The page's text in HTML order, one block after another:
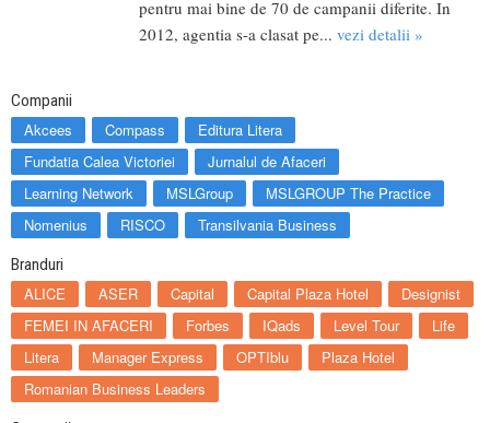
pentru mai bine de 70 de campanii diferite. In
2012, agentia s-a clasat pe... vezi detalii »
Companii
Akcees Compass
Editura Litera
Fundatia Calea Victoriei
Jurnalul de Afaceri
Learning Network
MSLGroup
MSLGROUP The Practice
Nomenius
RISCO Transilvania Business
Branduri
ALICE ASER Capital Capital Plaza Hotel
Designist
FEMEI IN AFACERI
Forbes IQads Level Tour
Life
Litera
Manager Express OPTIblu
Plaza Hotel
Romanian Business Leaders